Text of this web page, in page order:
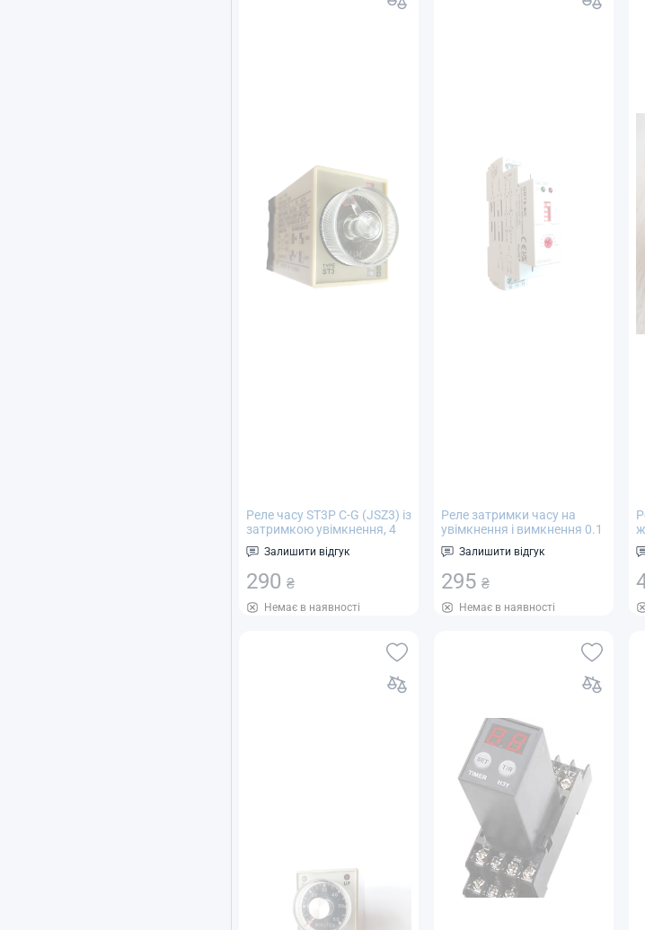
Реле часу ST3P C-G (JSZ3) із
затримкою увімкнення, 4
діапазони: 4 хв; 40 хв; 4 ч;
24 ч, AC 220 V
Залишити відгук
290 ₴
Немає в наявності
Реле затримки часу на
увімкнення і вимкнення 0.1
с ~ 10 діб GRT8-EC AC 230V
або AC/DC 24V на DIN рейку
Залишити відгук
295₴
Немає в наявності